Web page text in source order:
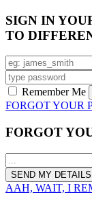
SIGN IN
TO
Remember Me
FORGOT YOUR
FORGOT
AAH, WAIT, I